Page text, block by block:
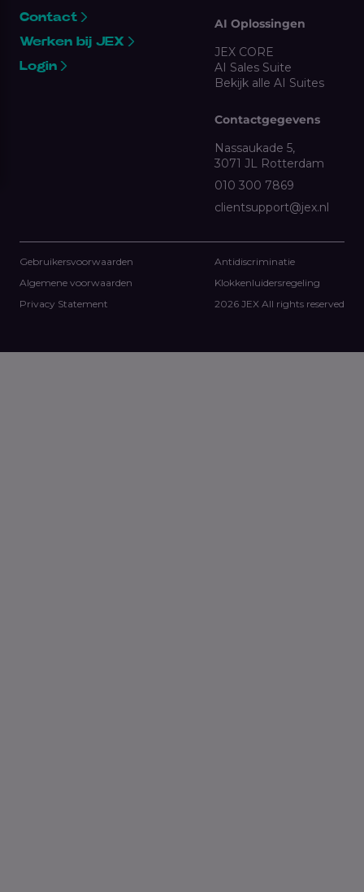
Contact
Werken bij JEX
Login
AI Oplossingen
JEX CORE
AI Sales Suite
Bekijk alle AI Suites
Contactgegevens
Nassaukade 5,
3071 JL Rotterdam
010 300 7869
clientsupport@jex.nl
Gebruikersvoorwaarden
Algemene voorwaarden
Privacy Statement
Antidiscriminatie
Klokkenluidersregeling
2026 JEX All rights reserved